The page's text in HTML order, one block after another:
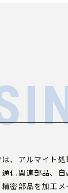
、アルマイト処
信関連部品、
密部品を加工